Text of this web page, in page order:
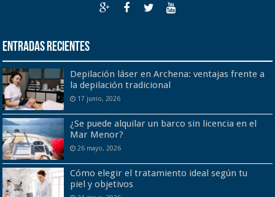
Entradas recientes
Depilación láser en Archena: ventajas frente a
la depilación tradicional
17 junio, 2026
¿Se puede alquilar un barco sin licencia en el
Mar Menor?
26 mayo, 2026
Cómo elegir el tratamiento ideal según tu
piel y objetivos